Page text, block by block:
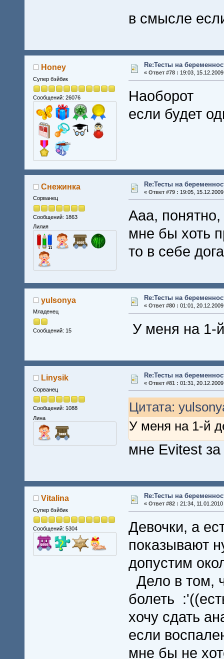
в смысле
Honey
Супер бэйбик
Сообщений: 26076
Re:Тесты на
« Ответ #78 : 19:03,
Наоборот
если будет
Снежинка
Сорванец
Сообщений: 1863
Лилия
Re:Тесты на
« Ответ #79 : 19:05,
Ааа,
мне бы хоть
то в себе
yulsonya
Младенец
Сообщений: 15
Re:Тесты на
« Ответ #80 : 01:01,
У меня на 1-
Linysik
Сорванец
Сообщений: 1088
Лина
Re:Тесты на
« Ответ #81 : 01:31,
Цитата:
У меня на 1-й
мне Evitest
Vitalina
Супер бэйбик
Сообщений: 5304
Re:Тесты на
« Ответ #82 : 21:34, 11.01.2010
Девочки, а
показывают
допустим
Дело в том,
болеть
хочу сдать
если
мне бы не